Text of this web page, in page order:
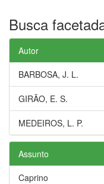
Busca
Autor
BARBOSA, J. L.
GIRÃO, E. S.
MEDEIROS, L. P.
Assunto
Caprino